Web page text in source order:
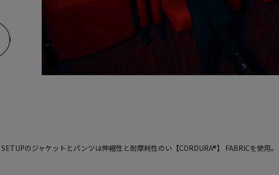
のジャケットとパンツは伸縮性と耐摩耗性のい【CORDURA®】 FABRICを使用。